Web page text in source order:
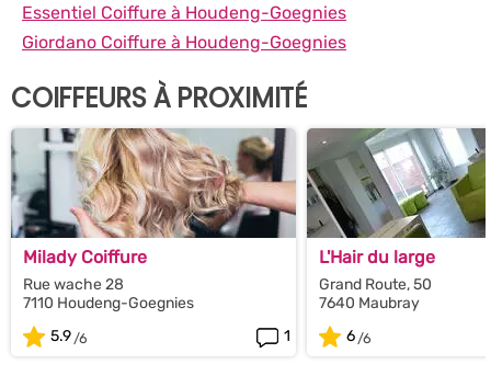
Essentiel Coiffure à Houdeng-Goegnies
Giordano Coiffure à Houdeng-Goegnies
COIFFEURS À PROXIMITÉ
Milady Coiffure
Rue wache 28
7110 Houdeng-Goegnies
5.9
1
L'Hair du large
Grand Route, 50
7640 Maubray
6